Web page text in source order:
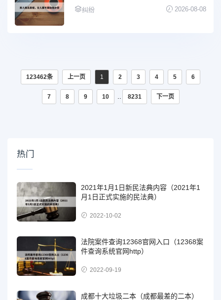
纠纷 2026-08-08
123462条 上一页 1 2 3 4 5 6
7 8 9 10 .. 8231 下一页
热门
2021年1月1日新民法典内容（2021年1
月1日正式实施的民法典）
2022-10-02
法院案件查询12368官网入口（12368案
件查询系统官网http）
2022-09-19
成都十大垃圾二本（成都最差的二本）